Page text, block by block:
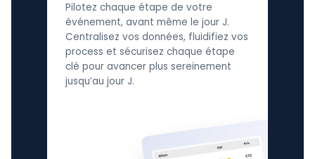
Pilotez chaque étape de votre
événement, avant même le jour J.
Centralisez vos données, fluidifiez vos
process et sécurisez chaque étape
clé pour avancer plus sereinement
jusqu’au jour J.